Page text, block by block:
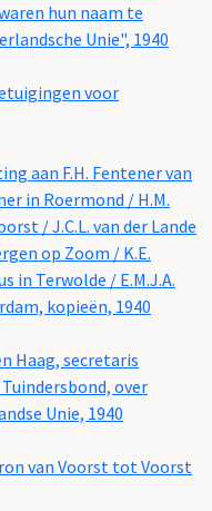
hun naam te
Unie", 1940
voor
aan F.H. Fentener van
in Roermond / H.M.
/ J.C.L. van der Lande
op Zoom / K.E.
in Terwolde / E.M.J.A.
kopieën, 1940
Haag, secretaris
over
Unie, 1940
van Voorst tot Voorst